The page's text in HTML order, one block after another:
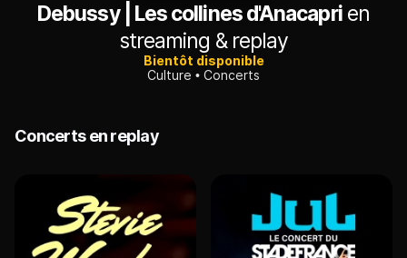
Debussy | Les collines d'Anacaprien
streaming & replay
Bientôt disponible
Culture
Concerts
Concerts en replay